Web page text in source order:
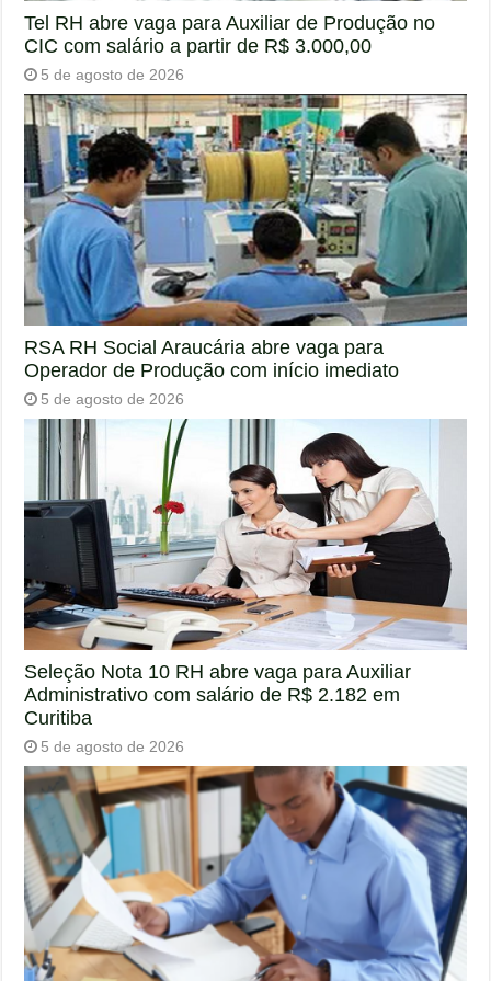
Tel RH abre vaga para Auxiliar de Produção no
CIC com salário a partir de R$ 3.000,00
5 de agosto de 2026
RSA RH Social Araucária abre vaga para
Operador de Produção com início imediato
5 de agosto de 2026
Seleção Nota 10 RH abre vaga para Auxiliar
Administrativo com salário de R$ 2.182 em
Curitiba
5 de agosto de 2026